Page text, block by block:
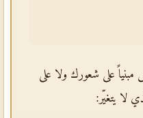
على شعورك ولا على
لا يتغيّر: